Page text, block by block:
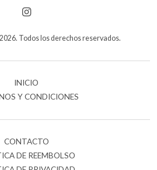
Todos los derechos reservados.
INICIO
Y CONDICIONES
CONTACTO
DE REEMBOLSO